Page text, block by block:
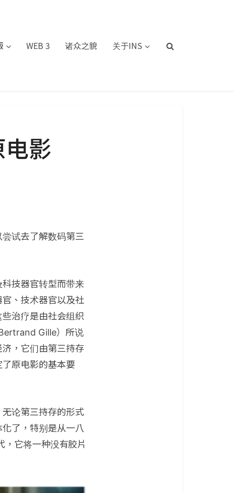
WEB 3 诸众之貌 关于INS
影
试去了解数码第三
技器官转型而带来
、技术器官以及社
治疗是由社会组织
Gille）所说
，它们由第三持存
原电影的基本要
论第三持存的形式
了，特别是从一八
它将一种没有胶片